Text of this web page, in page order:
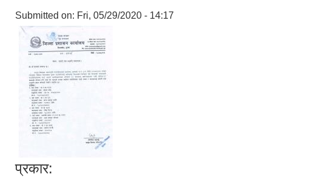
Submitted on: Fri, 05/29/2020 - 14:17
प्रकार: